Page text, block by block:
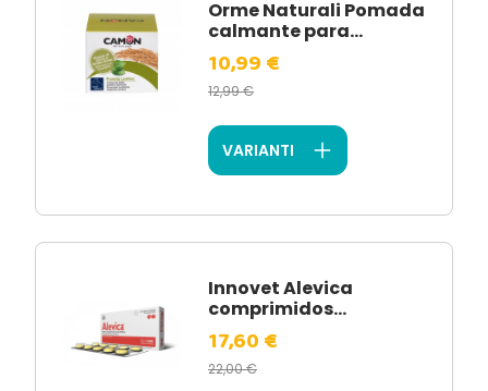
Orme Naturali Pomada
calmante para...
10,99 €
12,99 €
VARIANTI
Innovet Alevica
comprimidos...
17,60 €
22,00 €